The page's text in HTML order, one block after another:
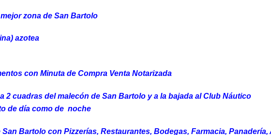
zona de San Bartolo
azotea
con Minuta de Compra Venta Notarizada
2 cuadras del malecón de San Bartolo y a la bajada al Club Náutico
de día como de noche
Bartolo con Pizzerías, Restaurantes, Bodegas, Farmacia,